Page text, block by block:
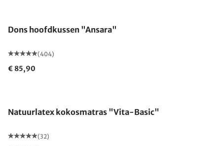
Dons hoofdkussen "Ansara"
(404)
€ 85,90
Natuurlatex kokosmatras "Vita-Basic"
(32)